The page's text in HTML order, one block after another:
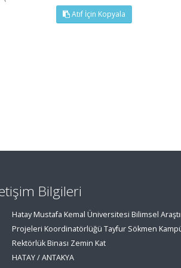
Atıf İçin Kopyala
Bilgileri
Hatay Mustafa Kemal Üniversitesi Bilimsel
Projeleri Koordinatörlüğü Tayfur Sökmen
Rektörlük Binası Zemin Kat
HATAY / ANTAKYA